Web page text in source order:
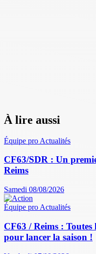
À lire aussi
Équipe pro Actualités
CF63/SDR : Un
Reims
Samedi 08/08/2026
Équipe pro Actualités
CF63 / Reims : Toutes
pour lancer la saison !